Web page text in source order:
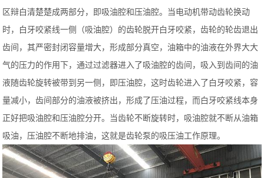
区辩白清楚楚成两部分，即吸油腔和压油腔。当电动机带动齿轮换动
时，白牙咬紧线一侧（吸油腔）的齿轮脱开白牙咬紧，齿轮的轮齿退出
齿间，其严密封闭容量增大，形成部分真空，油箱中的油液在外界大大
气的压力的作用下，通过过滤器进入了吸油腔的齿间，吸入到齿间的油
液随齿轮旋转被带到另一侧，即压油腔，这时齿轮进入了白牙咬紧，容
量减小，齿间部分的油液被挤出，形成了压油过程，而白牙咬紧线本身
正好把吸油腔和压油腔分开。当齿轮不断旋转时，吸油腔就不断从油箱
吸油，压油腔不断地排油，这就是齿轮泵的吸压油工作原理。